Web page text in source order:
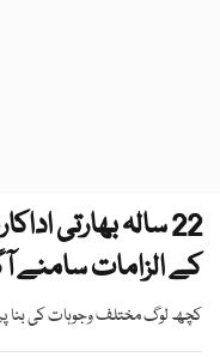
22 سالہ بھارتی
کے الزامات سامنے
کچھ لوگ مختلف وجوہات کی بنا پر